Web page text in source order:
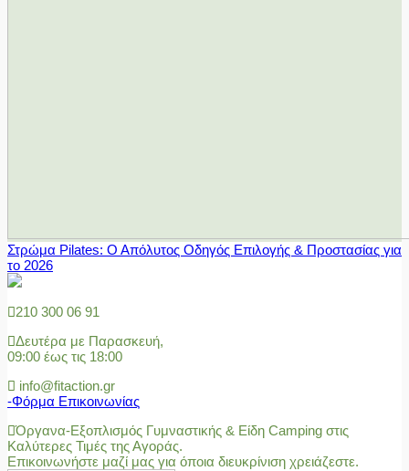
Στρώμα Pilates: Ο Απόλυτος Οδηγός Επιλογής & Προστασίας για
το 2026
210 300 06 91
Δευτέρα με Παρασκευή,
09:00 έως τις 18:00
info@fitaction.gr
-Φόρμα Επικοινωνίας
Όργανα-Εξοπλισμός Γυμναστικής & Είδη Camping στις
Καλύτερες Τιμές της Αγοράς.
Επικοινωνήστε μαζί μας για όποια διευκρίνιση χρειάζεστε.